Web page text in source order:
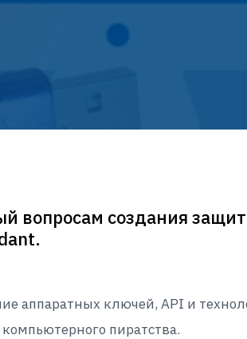
вопросам создания
аппаратных ключей, API и
пиратства.